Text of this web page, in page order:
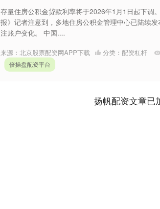
存量住房公积金贷款利率将于2026年1月1日起下调
报》记者注意到，多地住房公积金管理中心已陆续
注账户变化。 中国....
来源：北京股票配资网APP下载 分类： 配资杠杆
倍操盘配资平台
扬帆配资文章已